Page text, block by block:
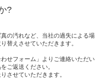
?
の汚れなど、当社の過失による場
替えさせていただきます。
せフォーム」よりご連絡いただい
ご返送ください。
させていただきます。